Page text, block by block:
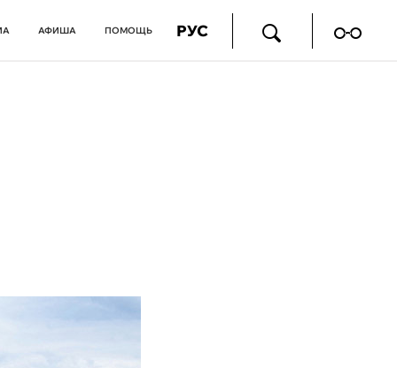
АФИША ПОМОЩЬ РУС